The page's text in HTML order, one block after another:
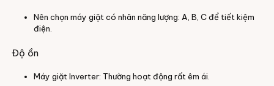
Nên chọn máy giặt có nhãn năng lượng: A, B, C để tiết kiệm
điện.
Độ ồn
Máy giặt Inverter: Thường hoạt động rất êm ái.